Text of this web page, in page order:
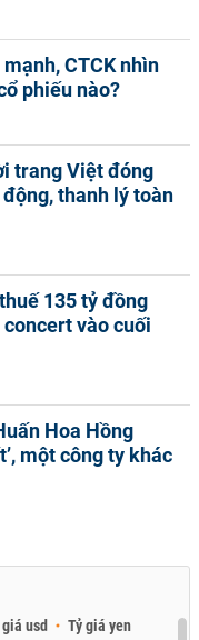
CTCK nhìn
phiếu nào?
trang Việt đóng
thanh lý toàn
135 tỷ đồng
vào cuối
Hoa Hồng
một công ty khác
usd Tỷ giá yen